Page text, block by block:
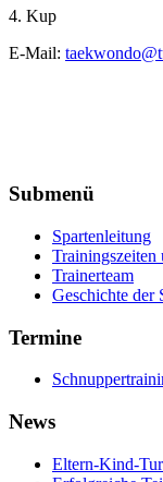
4. Kup
E-Mail:
Submenü
Spartenleitung
Trainingszeiten
Trainerteam
Geschichte der
Termine
News
Eltern-Kind-